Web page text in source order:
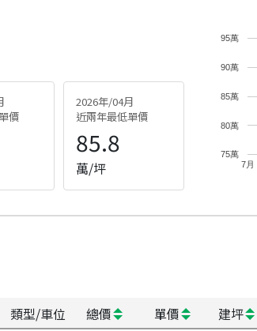
價
2026年/04月
近兩年最低單價
85.8
萬/坪 7月
75萬
80萬
85萬
90萬
95萬
類型/車位 總價 單價 建坪